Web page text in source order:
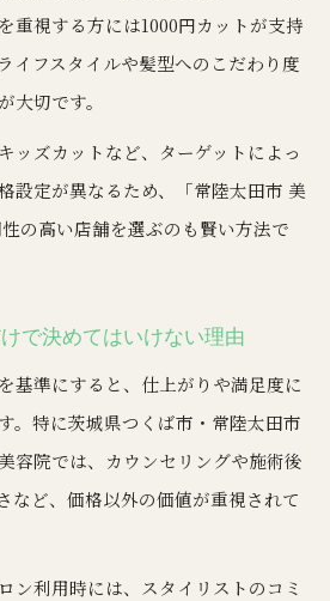
重視する方には1000円カットが支持
イフスタイルや髪型へのこだわり度
大切です。
ッズカットなど、ターゲットによっ
設定が異なるため、「常陸太田市 美
の高い店舗を選ぶのも賢い方法で
で決めてはいけない理由
基準にすると、仕上がりや満足度に
。特に茨城県つくば市・常陸太田市
容院では、カウンセリングや施術後
など、価格以外の価値が重視されて
ン利用時には、スタイリストのコミ